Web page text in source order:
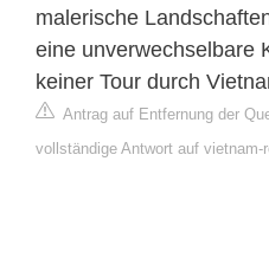
malerische
eine unverwechselbare
keiner Tour durch
Antrag auf Entfernung der
vollständige Antwort auf vietnam-